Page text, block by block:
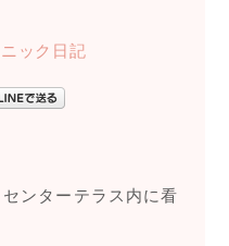
ック日記
ンターテラス内に看